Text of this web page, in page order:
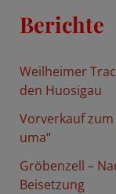
e
n
:
Berichte
Weilheimer
den Huosigau
Vorverkauf zum
uma“
Gröbenzell –
Beisetzung